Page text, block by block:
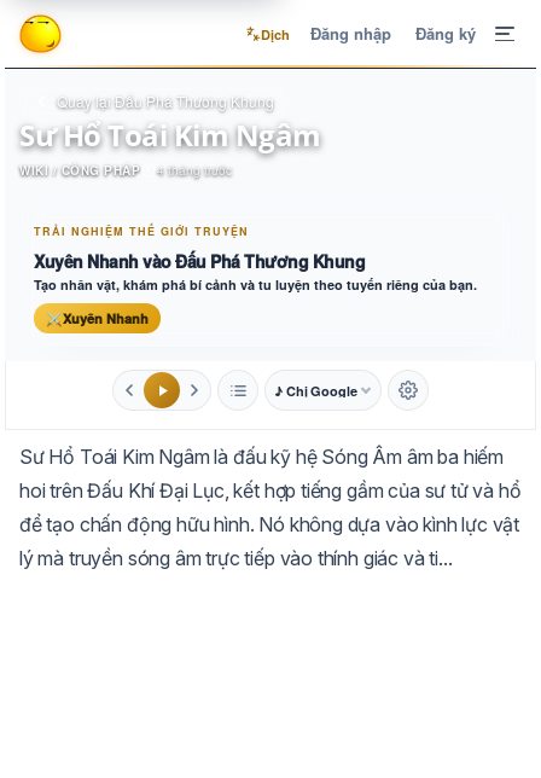
Dịch Đăng nhập Đăng ký
Quay lại Đấu Phá Thương Khung
Sư Hổ Toái Kim Ngâm
WIKI / CÔNG PHÁP 4 tháng trước
TRẢI NGHIỆM THẾ GIỚI TRUYỆN
Xuyên Nhanh vào Đấu Phá Thương Khung
Tạo nhân vật, khám phá bí cảnh và tu luyện theo tuyến riêng của bạn.
⚔Xuyên Nhanh
♪ Chị Google
Mặc định
Trắng Ngà Vàng
Sư Hổ Toái Kim Ngâm là đấu kỹ hệ Sóng Âm âm ba hiếm
hoi trên Đấu Khí Đại Lục, kết hợp tiếng gầm của sư tử và hổ
để tạo chấn động hữu hình. Nó không dựa vào kình lực vật
lý mà truyền sóng âm trực tiếp vào thính giác và ti...